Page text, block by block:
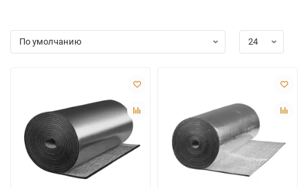
Если вы хотите найти K-FLEX рулонный, способный
полностью отвечает заявленным требованиям.
Характеристики
Рулон K-FLEX имеет следующие физико-механические
свойства:
Низкая теплопроводность. λ около 0,032–0,038 Вт/(м·К),
что позволяет сокращать потери энергии.